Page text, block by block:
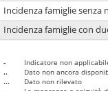
Incidenza famiglie senza
Incidenza famiglie con
-
Indicatore non
..
Dato non ancora
...
Dato non rilevato